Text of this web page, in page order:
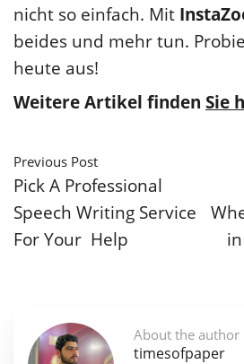
nicht so einfach. Mit
beides und mehr tun.
heute aus!
Weitere Artikel finden Sie
Previous Post
Pick A Professional
Speech Writing Service
For Your Help
About the author
timesofpaper